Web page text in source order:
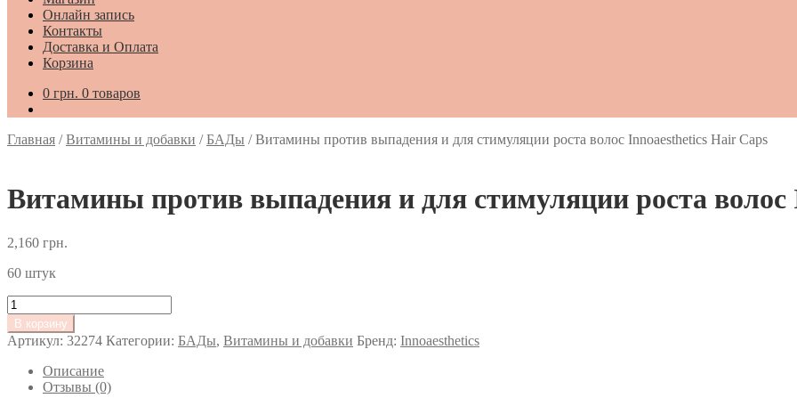
Онлайн запись
Контакты
Доставка и Оплата
Корзина
0 грн. 0 товаров
Главная /Витамины и добавки /БАДы /Витамины против выпадения и для стимуляции роста волос Innoaesthetics Hair Caps
Витамины против выпадения и для стимуляции роста волос
2,160 грн.
60 штук
Количество
товара
Витамины
против
выпадения
В корзину
Артикул: 32274 Категории: БАДы, Витамины и добавки Бренд: Innoaesthetics
Описание
Отзывы (0)